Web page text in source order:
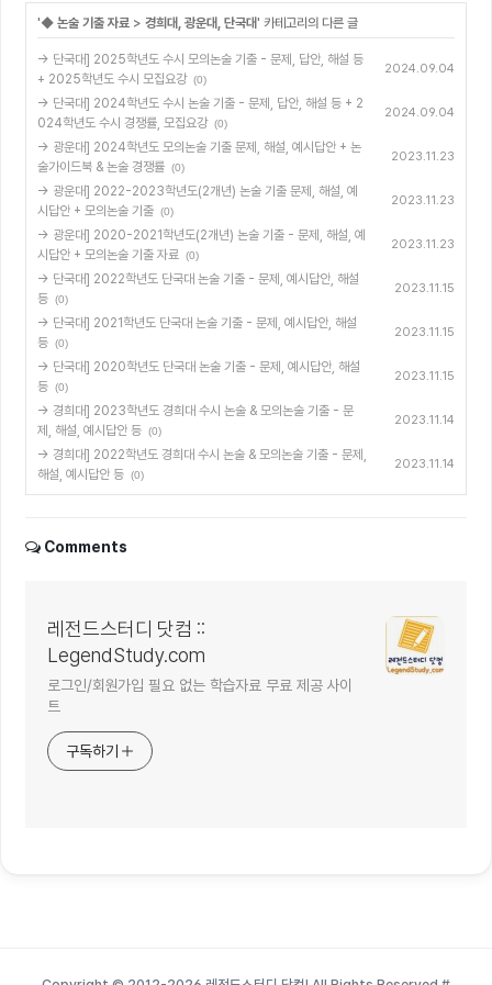
'◆ 논술 기출 자료 > 경희대, 광운대, 단국대' 카테고리의 다른 글
→ 단국대] 2025학년도 수시 모의논술 기출 - 문제, 답안, 해설 등
+ 2025학년도 수시 모집요강 (0)
2024.09.04
→ 단국대] 2024학년도 수시 논술 기출 - 문제, 답안, 해설 등 + 2
024학년도 수시 경쟁률, 모집요강 (0)
2024.09.04
→ 광운대] 2024학년도 모의논술 기출 문제, 해설, 예시답안 + 논
술가이드북 & 논술 경쟁률 (0)
2023.11.23
→ 광운대] 2022-2023학년도(2개년) 논술 기출 문제, 해설, 예
시답안 + 모의논술 기출 (0)
2023.11.23
→ 광운대] 2020-2021학년도(2개년) 논술 기출 - 문제, 해설, 예
시답안 + 모의논술 기출 자료 (0)
2023.11.23
→ 단국대] 2022학년도 단국대 논술 기출 - 문제, 예시답안, 해설
등 (0)
2023.11.15
→ 단국대] 2021학년도 단국대 논술 기출 - 문제, 예시답안, 해설
등 (0)
2023.11.15
→ 단국대] 2020학년도 단국대 논술 기출 - 문제, 예시답안, 해설
등 (0)
2023.11.15
→ 경희대] 2023학년도 경희대 수시 논술 & 모의논술 기출 - 문
제, 해설, 예시답안 등 (0)
2023.11.14
→ 경희대] 2022학년도 경희대 수시 논술 & 모의논술 기출 - 문제,
해설, 예시답안 등 (0)
2023.11.14
Comments
레전드스터디 닷컴 ::
LegendStudy.com
로그인/회원가입 필요 없는 학습자료 무료 제공 사이
트
구독하기